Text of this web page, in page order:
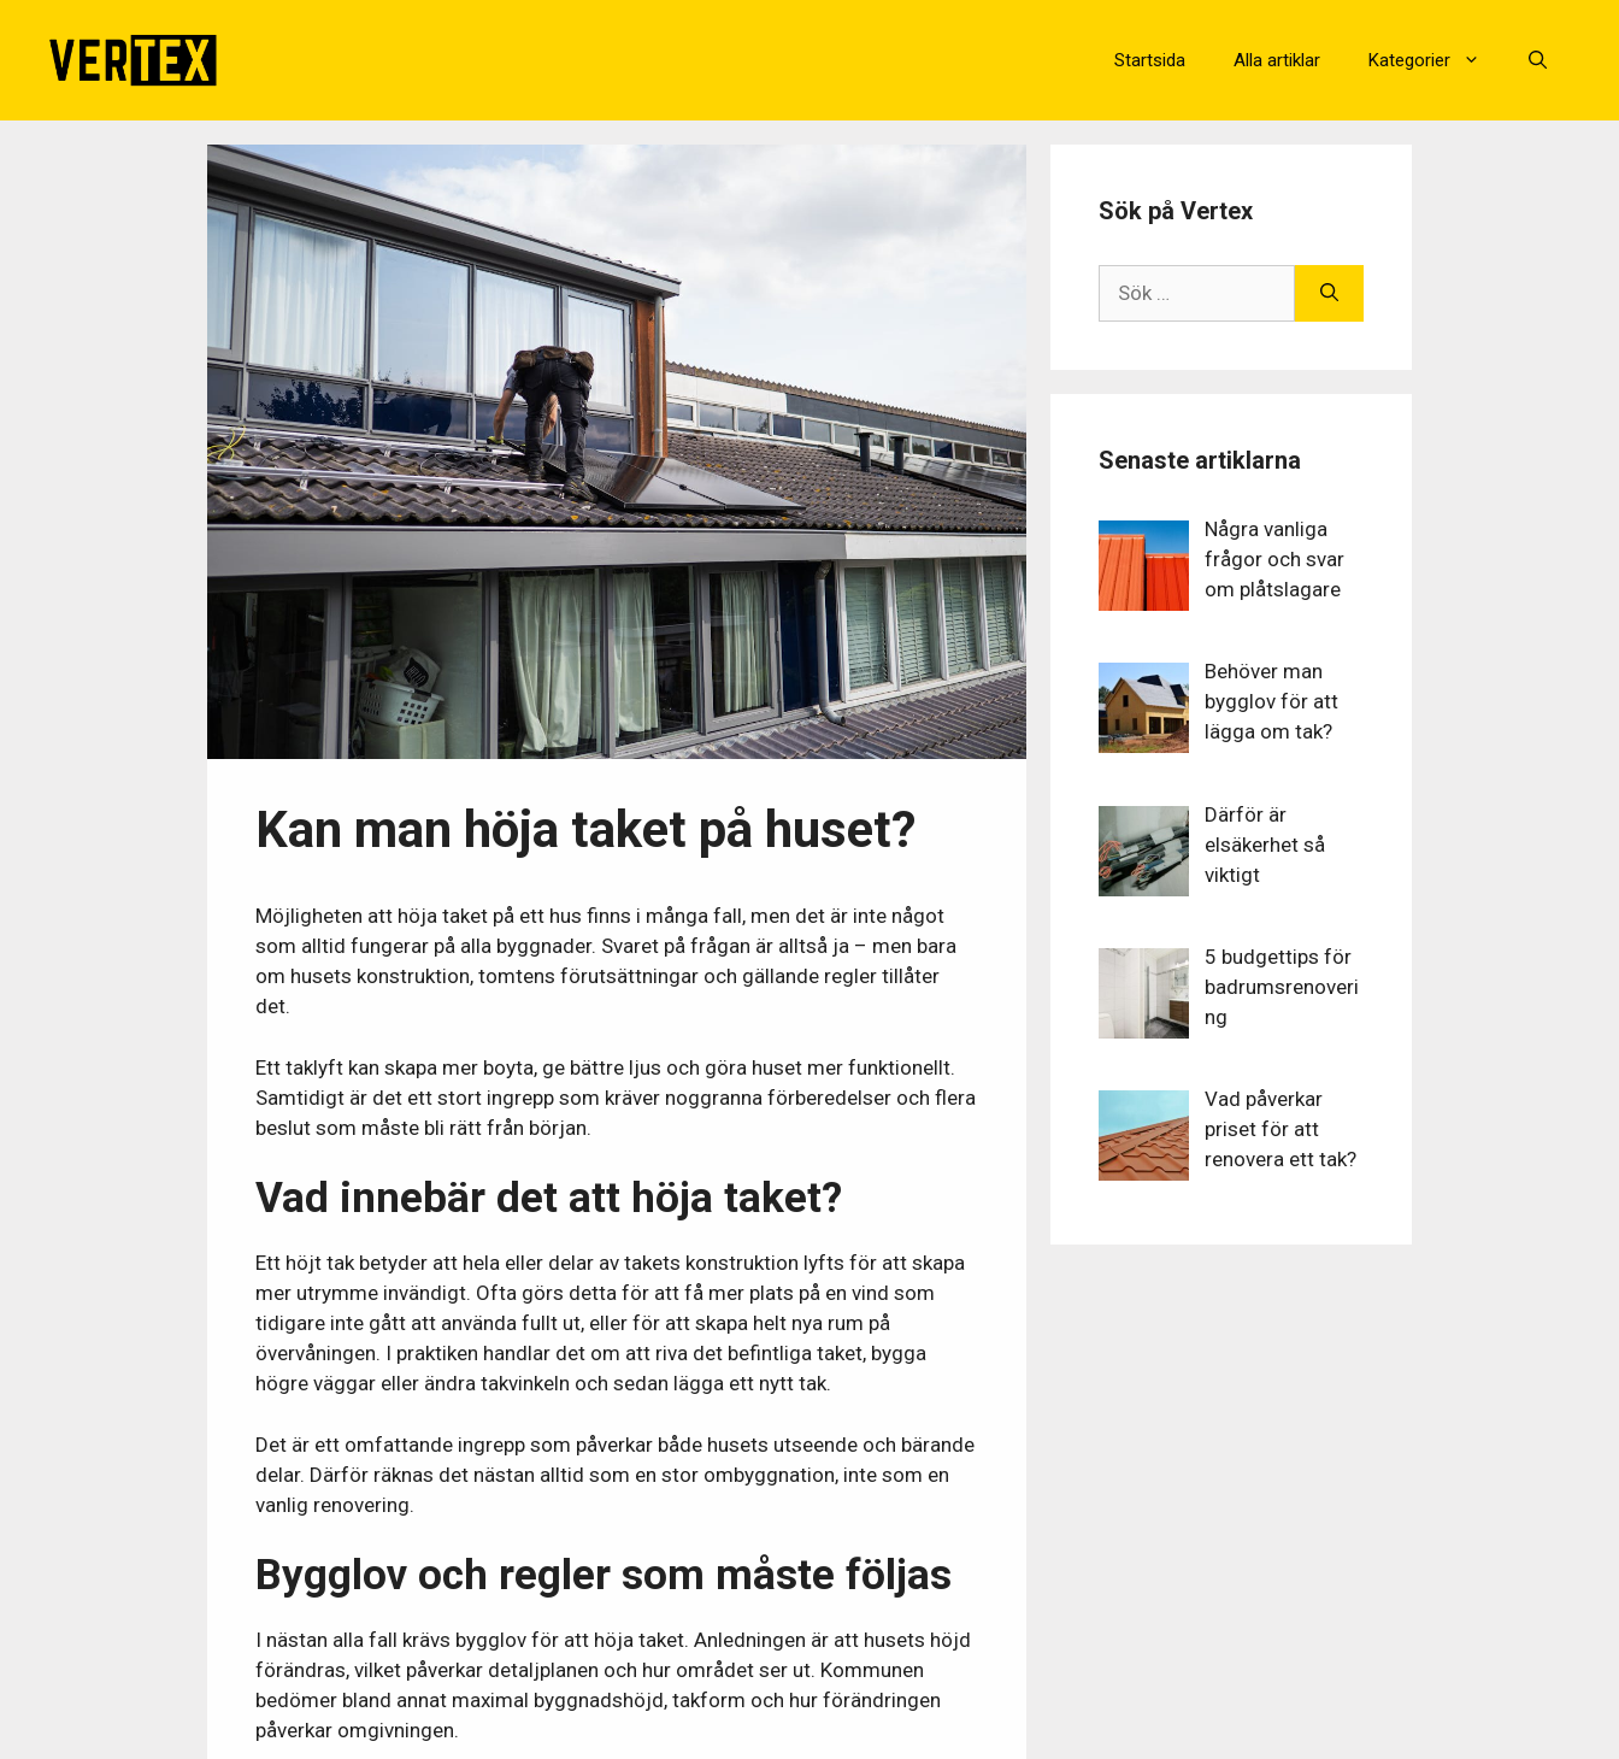
Startsida Alla artiklar Kategorier
Kan man höja taket på huset?
Möjligheten att höja taket på ett hus finns i många fall, men det är inte något
som alltid fungerar på alla byggnader. Svaret på frågan är alltså ja – men bara
om husets konstruktion, tomtens förutsättningar och gällande regler tillåter
det.
Ett taklyft kan skapa mer boyta, ge bättre ljus och göra huset mer funktionellt.
Samtidigt är det ett stort ingrepp som kräver noggranna förberedelser och flera
beslut som måste bli rätt från början.
Vad innebär det att höja taket?
Ett höjt tak betyder att hela eller delar av takets konstruktion lyfts för att skapa
mer utrymme invändigt. Ofta görs detta för att få mer plats på en vind som
tidigare inte gått att använda fullt ut, eller för att skapa helt nya rum på
övervåningen. I praktiken handlar det om att riva det befintliga taket, bygga
högre väggar eller ändra takvinkeln och sedan lägga ett nytt tak.
Det är ett omfattande ingrepp som påverkar både husets utseende och bärande
delar. Därför räknas det nästan alltid som en stor ombyggnation, inte som en
vanlig renovering.
Bygglov och regler som måste följas
I nästan alla fall krävs bygglov för att höja taket. Anledningen är att husets höjd
förändras, vilket påverkar detaljplanen och hur området ser ut. Kommunen
bedömer bland annat maximal byggnadshöjd, takform och hur förändringen
påverkar omgivningen.
Sök på Vertex
Senaste artiklarna
Några vanliga
frågor och svar
om plåtslagare
Behöver man
bygglov för att
lägga om tak?
Därför är
elsäkerhet så
viktigt
5 budgettips för
badrumsrenoveri
ng
Vad påverkar
priset för att
renovera ett tak?